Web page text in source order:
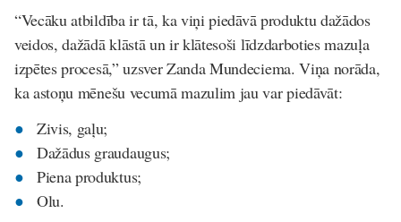
“Vecāku atbildība ir tā, ka viņi piedāvā produktu dažādos
veidos, dažādā klāstā un ir klātesoši līdzdarboties mazuļa
izpētes procesā,” uzsver Zanda Mundeciema. Viņa norāda,
ka astoņu mēnešu vecumā mazulim jau var piedāvāt:
Zivis, gaļu;
Dažādus graudaugus;
Piena produktus;
Olu.